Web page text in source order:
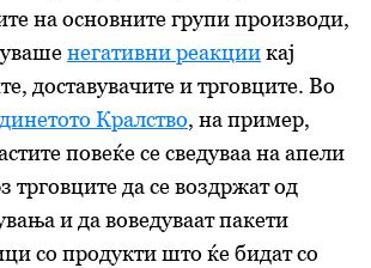
на основните групи производи,
негативни реакциикај
доставувачите и трговците. Во
Кралство, на пример,
повеќе се сведуваа на апели
трговците да се воздржат од
и да воведуваат пакети
со продукти што ќе бидат со